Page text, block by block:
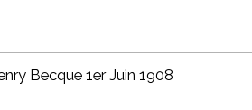
Becque 1er Juin 1908